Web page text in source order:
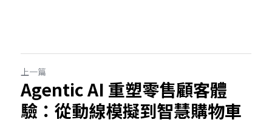
上一篇
Agentic AI 重塑零售顧客體
驗：從動線模擬到智慧購物車